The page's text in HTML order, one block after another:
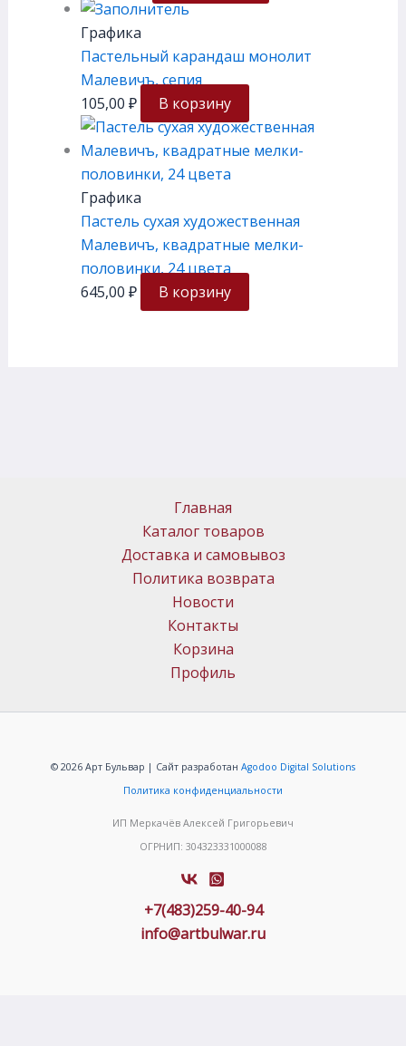
Графика
Пастельный карандаш монолит
Малевичъ, сепия
105,00 ₽ В корзину
Графика
Пастель сухая художественная
Малевичъ, квадратные мелки-
половинки, 24 цвета
645,00 ₽ В корзину
Главная
Каталог товаров
Доставка и самовывоз
Политика возврата
Новости
Контакты
Корзина
Профиль
© 2026 Арт Бульвар | Сайт разработан Agodoo Digital Solutions
Политика конфиденциальности
ИП Меркачёв Алексей Григорьевич
ОГРНИП: 304323331000088
+7(483)259-40-94
info@artbulwar.ru